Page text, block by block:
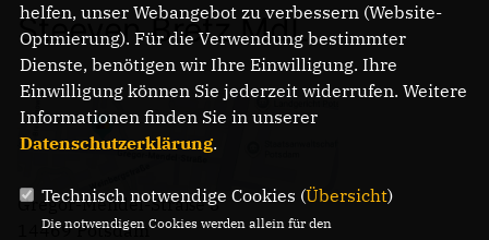
Steeven Bretz MdL
Gregor-Mendel-Straße 3
14469 Potsdam
helfen, unser Webangebot zu verbessern (Website-
Optmierung). Für die Verwendung bestimmter
Dienste, benötigen wir Ihre Einwilligung. Ihre
Einwilligung können Sie jederzeit widerrufen. Weitere
Informationen finden Sie in unserer
Datenschutzerklärung.
Technisch notwendige Cookies (Übersicht)
Die notwendigen Cookies werden allein für den